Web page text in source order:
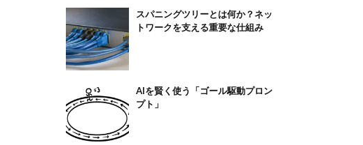
スパニングツリーとは何か？ネッ
トワークを支える重要な仕組み
AIを賢く使う「ゴール駆動プロン
プト」